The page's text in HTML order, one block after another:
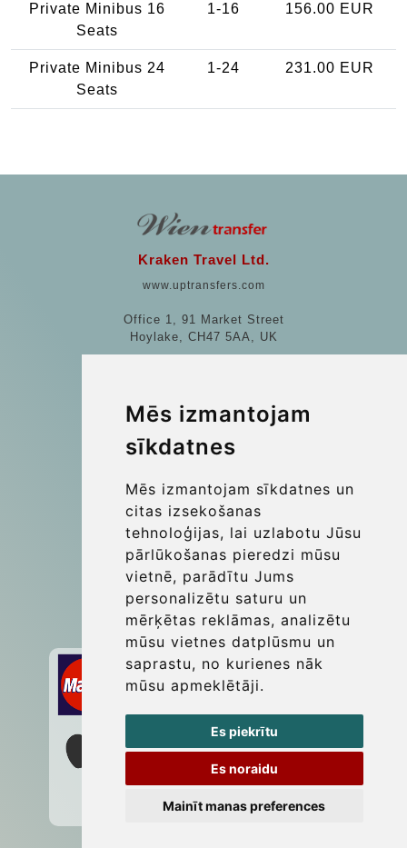
Mēs izmantojam
sīkdatnes
Mēs izmantojam sīkdatnes un
citas izsekošanas
tehnoloģijas, lai uzlabotu Jūsu
pārlūkošanas pieredzi mūsu
vietnē, parādītu Jums
personalizētu saturu un
mērķētas reklāmas, analizētu
mūsu vietnes datplūsmu un
saprastu, no kurienes nāk
mūsu apmeklētāji.
Es piekrītu
Es noraidu
Mainīt manas preferences
Private Minibus 16
Seats
1-16 156.00 EUR
Private Minibus 24
Seats
1-24 231.00 EUR
Kraken Travel Ltd.
www.uptransfers.com
Office 1, 91 Market Street
Hoylake, CH47 5AA, UK
More
Update cookies preferences
Contact
info@wientransfer.com
Secure Payment with STRIPE